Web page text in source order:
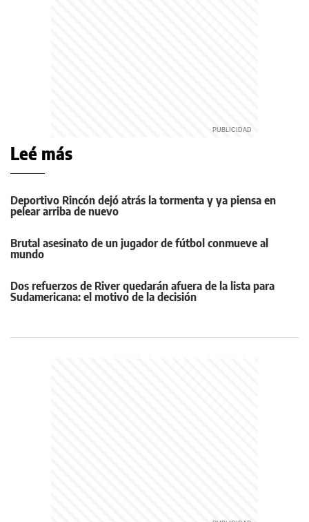
Leé más
Deportivo Rincón dejó atrás la tormenta y ya piensa en
pelear arriba de nuevo
Brutal asesinato de un jugador de fútbol conmueve al
mundo
Dos refuerzos de River quedarán afuera de la lista para
Sudamericana: el motivo de la decisión